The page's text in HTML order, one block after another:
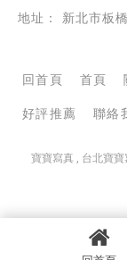
新北市板
回首頁 首頁
好評推薦 聯絡
寶寶寫真 台北寶寶